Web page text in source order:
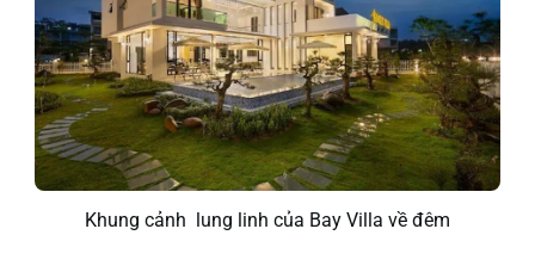
Khung cảnh lung linh của Bay Villa về đêm